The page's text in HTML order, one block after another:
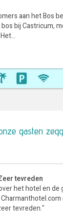
aan het Bos
bij Castricum,
gasten
tevreden
het hotel en de
tevreden."